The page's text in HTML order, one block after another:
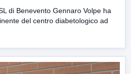
di Benevento Gennaro Volpe ha
del centro diabetologico ad